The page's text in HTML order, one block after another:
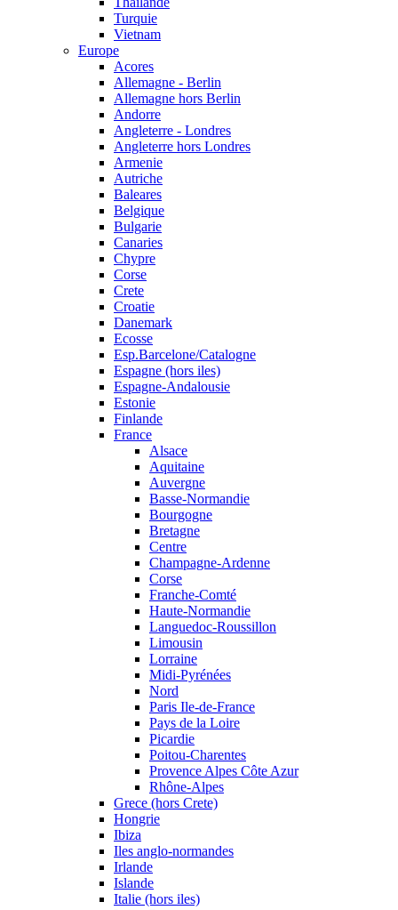
Turquie
Vietnam
Europe
Acores
Allemagne - Berlin
Allemagne hors Berlin
Andorre
Angleterre - Londres
Angleterre hors Londres
Armenie
Autriche
Baleares
Belgique
Bulgarie
Canaries
Chypre
Corse
Crete
Croatie
Danemark
Ecosse
Esp.Barcelone/Catalogne
Espagne (hors iles)
Espagne-Andalousie
Estonie
Finlande
France
Alsace
Aquitaine
Auvergne
Basse-Normandie
Bourgogne
Bretagne
Centre
Champagne-Ardenne
Corse
Franche-Comté
Haute-Normandie
Languedoc-Roussillon
Limousin
Lorraine
Midi-Pyrénées
Nord
Paris Ile-de-France
Pays de la Loire
Picardie
Poitou-Charentes
Provence Alpes Côte Azur
Rhône-Alpes
Grece (hors Crete)
Hongrie
Ibiza
Iles anglo-normandes
Irlande
Islande
Italie (hors iles)